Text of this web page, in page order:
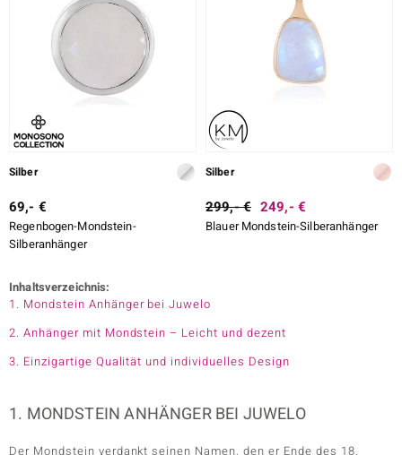
Silber
69,- €
Regenbogen-Mondstein-
Silberanhänger
Silber
299,- € 249,- €
Blauer Mondstein-Silberanhänger
Inhaltsverzeichnis:
1. Mondstein Anhänger bei Juwelo
2. Anhänger mit Mondstein – Leicht und dezent
3. Einzigartige Qualität und individuelles Design
1. MONDSTEIN ANHÄNGER BEI JUWELO
Der Mondstein verdankt seinen Namen, den er Ende des 18.